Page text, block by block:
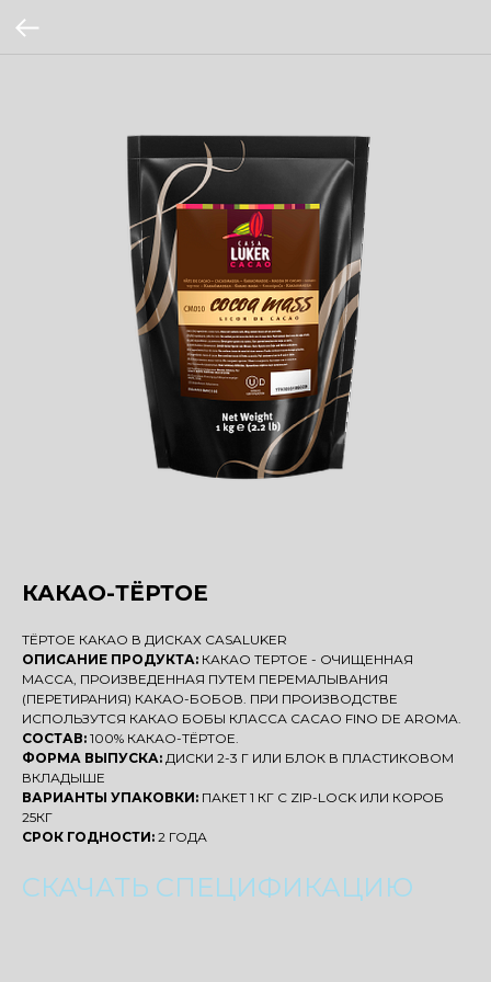
КАКАО-ТЁРТОЕ
ТЁРТОЕ КАКАО В ДИСКАХ CASALUKER
ОПИСАНИЕ ПРОДУКТА: КАКАО ТЕРТОЕ - ОЧИЩЕННАЯ
МАССА, ПРОИЗВЕДЕННАЯ ПУТЕМ ПЕРЕМАЛЫВАНИЯ
(ПЕРЕТИРАНИЯ) КАКАО-БОБОВ. ПРИ ПРОИЗВОДСТВЕ
ИСПОЛЬЗУТСЯ КАКАО БОБЫ КЛАССА CACAO FINO DE AROMA.
СОСТАВ: 100% КАКАО-ТЁРТОЕ.
ФОРМА ВЫПУСКА: ДИСКИ 2-3 Г ИЛИ БЛОК В ПЛАСТИКОВОМ
ВКЛАДЫШЕ
ВАРИАНТЫ УПАКОВКИ: ПАКЕТ 1 КГ С ZIP-LOCK ИЛИ КОРОБ
25КГ
СРОК ГОДНОСТИ: 2 ГОДА
СКАЧАТЬ СПЕЦИФИКАЦИЮ